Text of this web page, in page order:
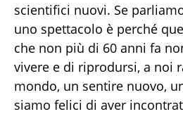
scientifici nuovi. Se
uno spettacolo è perché
che non più di 60 anni fa
vivere e di riprodursi, a noi
mondo, un sentire nuovo,
siamo felici di aver